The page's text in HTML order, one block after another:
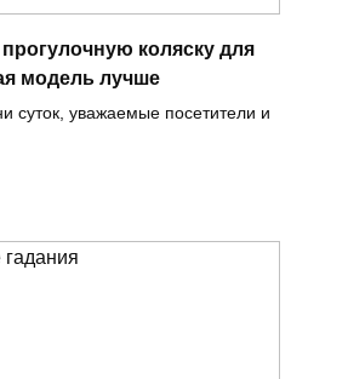
коляску для
модель лучше
суток, уважаемые посетители и